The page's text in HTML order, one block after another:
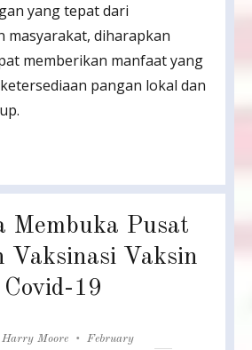
yang tepat dari
masyarakat, diharapkan
memberikan manfaat yang
pangan lokal dan
Membuka Pusat
Vaksinasi Vaksin
Covid-19
Author
Harry Moore
Posted
February